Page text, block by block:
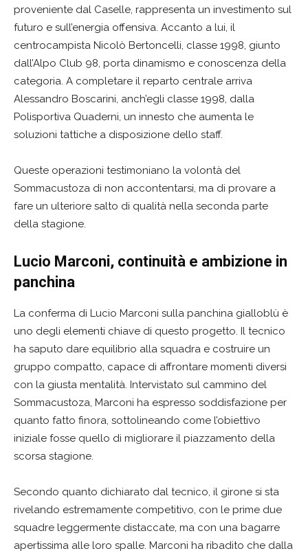
proveniente dal Caselle, rappresenta un investimento sul
futuro e sull’energia offensiva. Accanto a lui, il
centrocampista Nicolò Bertoncelli, classe 1998, giunto
dall’Alpo Club 98, porta dinamismo e conoscenza della
categoria. A completare il reparto centrale arriva
Alessandro Boscarini, anch’egli classe 1998, dalla
Polisportiva Quaderni, un innesto che aumenta le
soluzioni tattiche a disposizione dello staff.
Queste operazioni testimoniano la volontà del
Sommacustoza di non accontentarsi, ma di provare a
fare un ulteriore salto di qualità nella seconda parte
della stagione.
Lucio Marconi, continuità e ambizione in
panchina
La conferma di Lucio Marconi sulla panchina gialloblù è
uno degli elementi chiave di questo progetto. Il tecnico
ha saputo dare equilibrio alla squadra e costruire un
gruppo compatto, capace di affrontare momenti diversi
con la giusta mentalità. Intervistato sul cammino del
Sommacustoza, Marconi ha espresso soddisfazione per
quanto fatto finora, sottolineando come l’obiettivo
iniziale fosse quello di migliorare il piazzamento della
scorsa stagione.
Secondo quanto dichiarato dal tecnico, il girone si sta
rivelando estremamente competitivo, con le prime due
squadre leggermente distaccate, ma con una bagarre
apertissima alle loro spalle. Marconi ha ribadito che dalla